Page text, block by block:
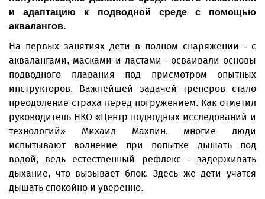
и адаптацию к подводной среде с помощью
аквалангов.
На первых занятиях дети в полном снаряжении - с
аквалангами, масками и ластами - осваивали основы
подводного плавания под присмотром опытных
инструкторов. Важнейшей задачей тренеров стало
преодоление страха перед погружением. Как отметил
руководитель НКО «Центр подводных исследований и
технологий» Михаил Махлин, многие люди
испытывают волнение при попытке дышать под
водой, ведь естественный рефлекс - задерживать
дыхание, что вызывает блок. Здесь же дети учатся
дышать спокойно и уверенно.